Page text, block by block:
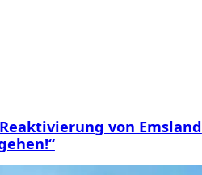
von Emsland